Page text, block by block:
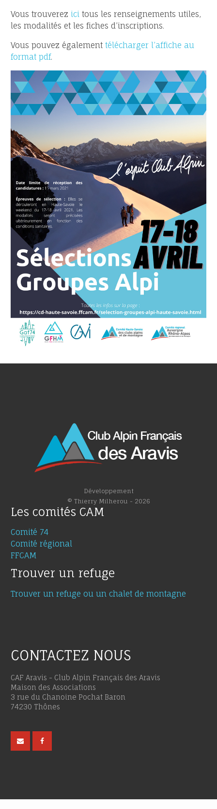
Vous trouverez ici tous les renseignements utiles,
les modalités et les fiches d’inscriptions.
Vous pouvez également télécharger l’affiche au
format pdf.
Développement
© Thierry Milherou - 2026
Les comités CAM
Comité 74
Comité régional
FFCAM
Trouver un refuge
Trouver un refuge ou un chalet de montagne
CONTACTEZ NOUS
CAF Aravis - Club Alpin Français des Aravis
Maison des Associations
3 rue du Chanoine Pochat Baron
74230 Thônes